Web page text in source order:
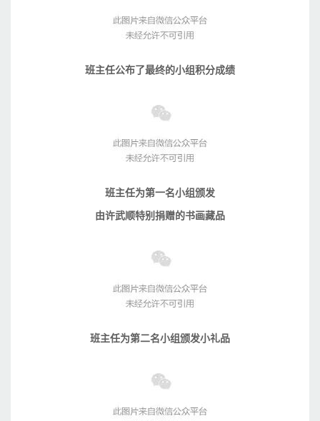
班主任公布了最终的小组积分成绩
班主任为第一名小组颁发
由许武顺特别捐赠的书画藏品
班主任为第二名小组颁发小礼品